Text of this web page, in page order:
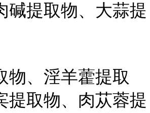
碱提取物、大蒜提
物、淫羊藿提取
提取物、肉苁蓉提